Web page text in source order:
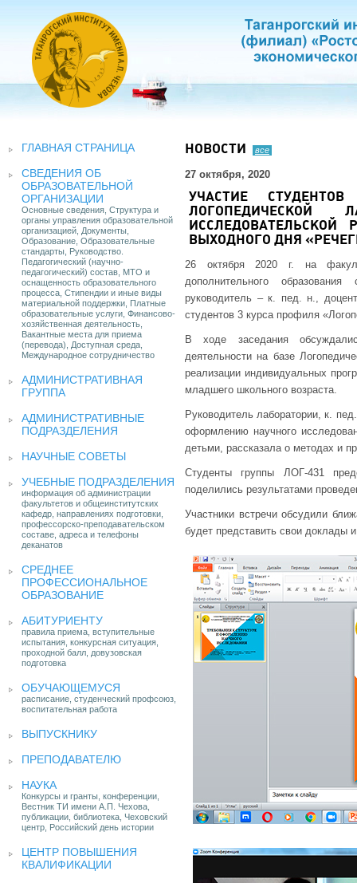
ГЛАВНАЯ СТРАНИЦА
СВЕДЕНИЯ ОБ
ОБРАЗОВАТЕЛЬНОЙ
ОРГАНИЗАЦИИ
Основные сведения, Структура и
органы управления образовательной
организацией, Документы,
Образование, Образовательные
стандарты, Руководство.
Педагогический (научно-
педагогический) состав, МТО и
оснащенность образовательного
процесса, Стипендии и иные виды
материальной поддержки, Платные
образовательные услуги, Финансово-
хозяйственная деятельность,
Вакантные места для приема
(перевода), Доступная среда,
Международное сотрудничество
АДМИНИСТРАТИВНАЯ
ГРУППА
АДМИНИСТРАТИВНЫЕ
ПОДРАЗДЕЛЕНИЯ
НАУЧНЫЕ СОВЕТЫ
УЧЕБНЫЕ ПОДРАЗДЕЛЕНИЯ
информация об администрации
факультетов и общеинститутских
кафедр, направлениях подготовки,
профессорско-преподавательском
составе, адреса и телефоны
деканатов
СРЕДНЕЕ
ПРОФЕССИОНАЛЬНОЕ
ОБРАЗОВАНИЕ
АБИТУРИЕНТУ
правила приема, вступительные
испытания, конкурсная ситуация,
проходной балл, довузовская
подготовка
ОБУЧАЮЩЕМУСЯ
расписание, студенческий профсоюз,
воспитательная работа
ВЫПУСКНИКУ
ПРЕПОДАВАТЕЛЮ
НАУКА
Конкурсы и гранты, конференции,
Вестник ТИ имени А.П. Чехова,
публикации, библиотека, Чеховский
центр, Российский день истории
ЦЕНТР ПОВЫШЕНИЯ
КВАЛИФИКАЦИИ
НОВОСТИ все
27 октября, 2020
УЧАСТИЕ
ЛОГОПЕДИЧЕСКОЙ
ВЫХОДНОГО ДНЯ
26 октября 2020 г. на
дополнительного
руководитель – к. пед. н.,
студентов 3 курса профиля
В ходе заседания
деятельности на базе
реализации индивидуальных
младшего школьного возраста.
Руководитель лаборатории, к.
оформлению научного
детьми, рассказала о методах и
Студенты группы ЛОГ-431
поделились результатами
Участники встречи обсудили
будет представить свои доклады